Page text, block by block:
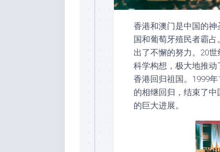
香港和澳门是中国的
国和葡萄牙殖民者霸
出了不懈的努力。20
科学构想，极大地推
香港回归祖国。1999
的相继回归，结束了
的巨大进展。